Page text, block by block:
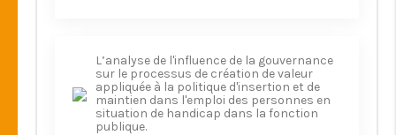
L’analyse de l'influence de la gouvernance
sur le processus de création de valeur
appliquée à la politique d'insertion et de
maintien dans l'emploi des personnes en
situation de handicap dans la fonction
publique.